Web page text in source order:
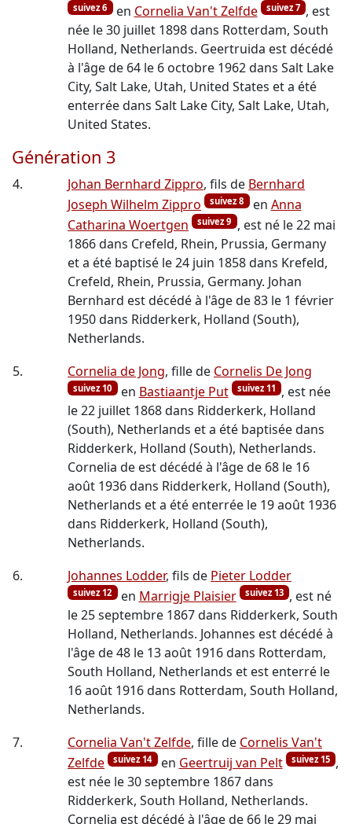
suivez 6 en Cornelia Van't Zelfde suivez 7 , est
née le 30 juillet 1898 dans Rotterdam, South
Holland, Netherlands. Geertruida est décédé
à l'âge de 64 le 6 octobre 1962 dans Salt Lake
City, Salt Lake, Utah, United States et a été
enterrée dans Salt Lake City, Salt Lake, Utah,
United States.
Génération 3
4. Johan Bernhard Zippro, fils de Bernhard
Joseph Wilhelm Zippro
suivez 8 en Anna
Catharina Woertgen
suivez 9 , est né le 22 mai
1866 dans Crefeld, Rhein, Prussia, Germany
et a été baptisé le 24 juin 1858 dans Krefeld,
Crefeld, Rhein, Prussia, Germany. Johan
Bernhard est décédé à l'âge de 83 le 1 février
1950 dans Ridderkerk, Holland (South),
Netherlands.
5.
Cornelia de Jong, fille de Cornelis De Jong
suivez 10 en Bastiaantje Put suivez 11 , est née
le 22 juillet 1868 dans Ridderkerk, Holland
(South), Netherlands et a été baptisée dans
Ridderkerk, Holland (South), Netherlands.
Cornelia de est décédé à l'âge de 68 le 16
août 1936 dans Ridderkerk, Holland (South),
Netherlands et a été enterrée le 19 août 1936
dans Ridderkerk, Holland (South),
Netherlands.
6.
Johannes Lodder, fils de Pieter Lodder
suivez 12 en Marrigje Plaisier suivez 13 , est né
le 25 septembre 1867 dans Ridderkerk, South
Holland, Netherlands. Johannes est décédé à
l'âge de 48 le 13 août 1916 dans Rotterdam,
South Holland, Netherlands et est enterré le
16 août 1916 dans Rotterdam, South Holland,
Netherlands.
7.
Cornelia Van't Zelfde, fille de Cornelis Van't
Zelfde
suivez 14 en Geertruij van Pelt suivez 15 ,
est née le 30 septembre 1867 dans
Ridderkerk, South Holland, Netherlands.
Cornelia est décédé à l'âge de 66 le 29 mai